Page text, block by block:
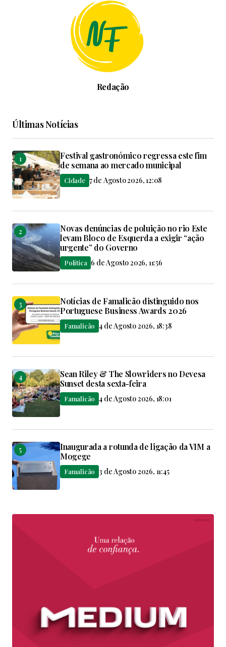
Redação
Últimas Notícias
Festival gastronómico regressa este fim
de semana ao mercado municipal
Cidade 7 de Agosto 2026, 12:08
Novas denúncias de poluição no rio Este
levam Bloco de Esquerda a exigir “ação
urgente” do Governo
Política 6 de Agosto 2026, 11:56
Notícias de Famalicão distinguido nos
Portuguese Business Awards 2026
Famalicão 4 de Agosto 2026, 18:38
Sean Riley & The Slowriders no Devesa
Sunset desta sexta-feira
Famalicão 4 de Agosto 2026, 18:01
Inaugurada a rotunda de ligação da VIM a
Mogege
Famalicão 3 de Agosto 2026, 11:45